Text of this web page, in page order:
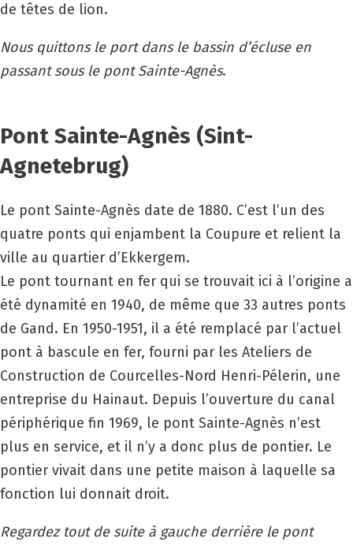
de têtes de lion.
Nous quittons le port dans le bassin d’écluse en
passant sous le pont Sainte-Agnès.
Pont Sainte-Agnès (Sint-
Agnetebrug)
Le pont Sainte-Agnès date de 1880. C’est l’un des
quatre ponts qui enjambent la Coupure et relient la
ville au quartier d’Ekkergem.
Le pont tournant en fer qui se trouvait ici à l’origine a
été dynamité en 1940, de même que 33 autres ponts
de Gand. En 1950-1951, il a été remplacé par l’actuel
pont à bascule en fer, fourni par les Ateliers de
Construction de Courcelles-Nord Henri-Pélerin, une
entreprise du Hainaut. Depuis l’ouverture du canal
périphérique fin 1969, le pont Sainte-Agnès n’est
plus en service, et il n’y a donc plus de pontier. Le
pontier vivait dans une petite maison à laquelle sa
fonction lui donnait droit.
Regardez tout de suite à gauche derrière le pont